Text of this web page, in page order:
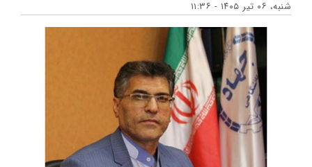
شنبه، ۰۶ تیر ۱۴۰۵ - ۱۱:۳۶